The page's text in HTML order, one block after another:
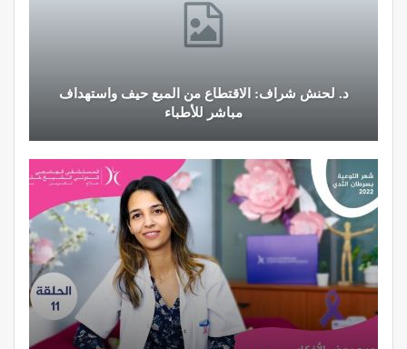
د. لحنش شراف: الاقتطاع من المبع حيف واستهداف
مباشر للأطباء